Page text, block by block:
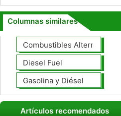
Columnas similares
Combustibles Alternativos
Diesel Fuel
Gasolina y Diésel
Artículos recomendados